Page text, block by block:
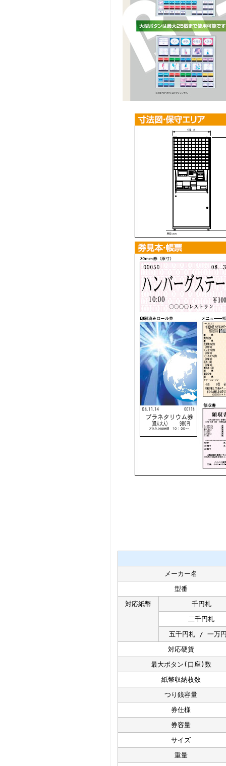
メーカー名
型番
対応紙幣
千円札
二千円札
五千円札 / 一万
対応硬貨
最大ボタン(口座)数
紙幣収納枚数
つり銭容量
券仕様
券容量
サイズ
重量